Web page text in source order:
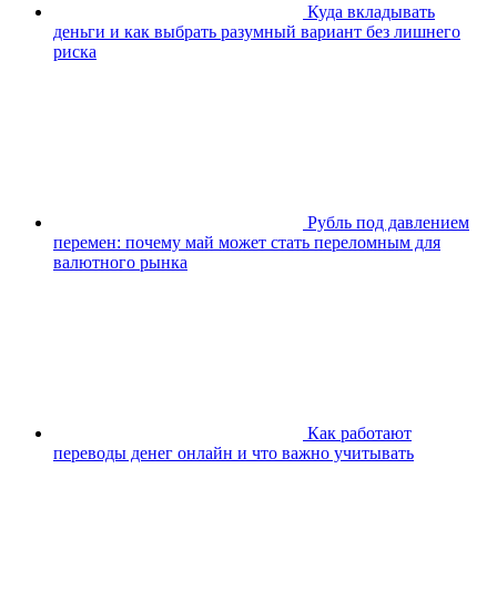
Куда вкладывать
деньги и как выбрать разумный вариант без лишнего
риска
Рубль под давлением
перемен: почему май может стать переломным для
валютного рынка
Как работают
переводы денег онлайн и что важно учитывать